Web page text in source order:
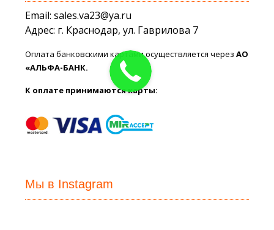
Email: sales.va23@ya.ru
Адрес: г. Краснодар, ул. Гаврилова 7
Оплата банковскими картами осуществляется черезАО
«АЛЬФА-БАНК.
К оплате принимаются карты:
Мы в Instagram